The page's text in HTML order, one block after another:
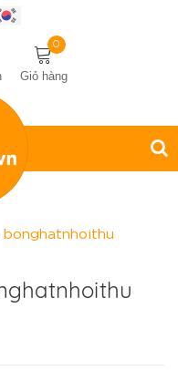
0
Giỏ hàng
bonghatnhoithu